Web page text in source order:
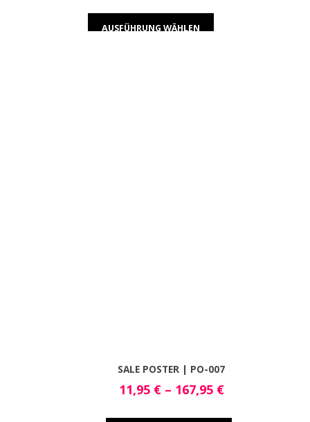
AUSFÜHRUNG WÄHLEN
SALE POSTER | PO-007
11,95 €– 167,95 €